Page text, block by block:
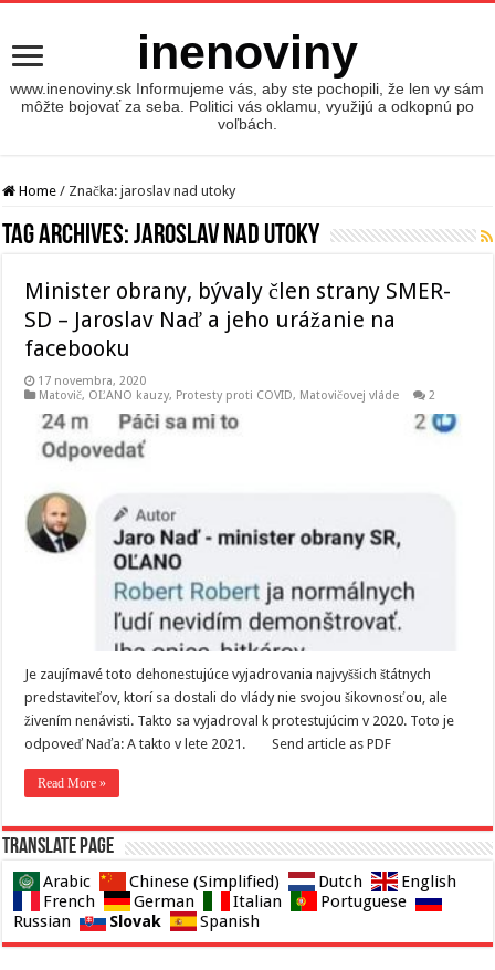
inenoviny
www.inenoviny.sk Informujeme vás, aby ste pochopili, že len vy sám
môžte bojovať za seba. Politici vás oklamu, využijú a odkopnú po
voľbách.
Home / Značka:jaroslav nad utoky
Tag Archives:jaroslav nad utoky
Minister obrany, bývaly člen strany SMER-
SD – Jaroslav Naď a jeho urážanie na
facebooku
17 novembra, 2020
Matovič, OĽANO kauzy, Protesty proti COVID, Matovičovej vláde 2
Je zaujímavé toto dehonestujúce vyjadrovania najvyššich štátnych
predstaviteľov, ktorí sa dostali do vlády nie svojou šikovnosťou, ale
živením nenávisti. Takto sa vyjadroval k protestujúcim v 2020. Toto je
odpoveď Naďa: A takto v lete 2021. Send article as PDF
Read More »
Translate page
Arabic Chinese (Simplified) Dutch
English
French
German Italian
Portuguese
Russian
Slovak Spanish